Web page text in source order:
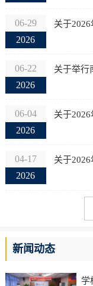
06-29
2026
关于
06-22
2026
关于举行
06-04
2026
关于
04-17
2026
关于
新闻动态
学